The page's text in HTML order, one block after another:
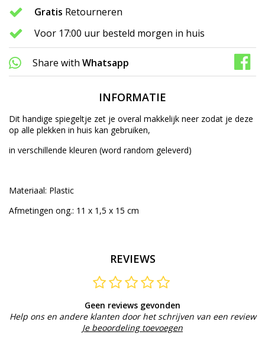
Gratis Retourneren
Voor 17:00 uur besteld morgen in huis
Share with Whatsapp
INFORMATIE
Dit handige spiegeltje zet je overal makkelijk neer zodat je deze
op alle plekken in huis kan gebruiken,
in verschillende kleuren (word random geleverd)
Materiaal: Plastic
Afmetingen ong.: 11 x 1,5 x 15 cm
REVIEWS
Geen reviews gevonden
Help ons en andere klanten door het schrijven van een review
Je beoordeling toevoegen